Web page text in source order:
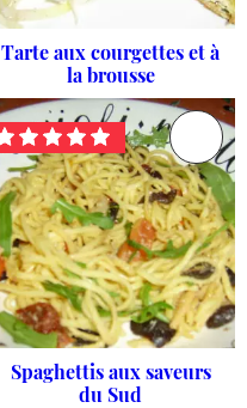
Tarte aux courgettes et à
la brousse
Spaghettis aux saveurs
du Sud